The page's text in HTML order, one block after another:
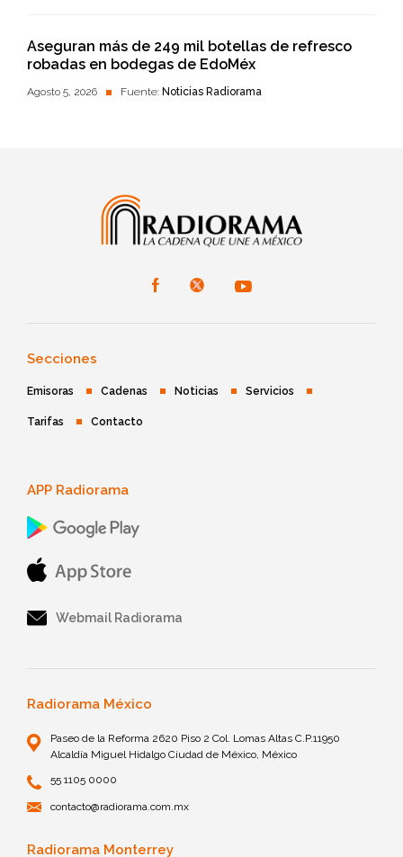
Aseguran más de 249 mil botellas de refresco
robadas en bodegas de EdoMéx
Agosto 5, 2026 Fuente: Noticias Radiorama
Secciones
Emisoras Cadenas Noticias Servicios
Tarifas Contacto
APP Radiorama
Webmail Radiorama
Radiorama México
Paseo de la Reforma 2620 Piso 2 Col. Lomas Altas C.P.11950
Alcaldía Miguel Hidalgo Ciudad de México, México
55 1105 0000
contacto@radiorama.com.mx
Radiorama Monterrey